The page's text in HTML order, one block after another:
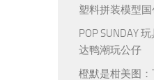
塑料拼装模型
POP SUNDAY
达鸭潮玩公仔
橙默是柑美图：